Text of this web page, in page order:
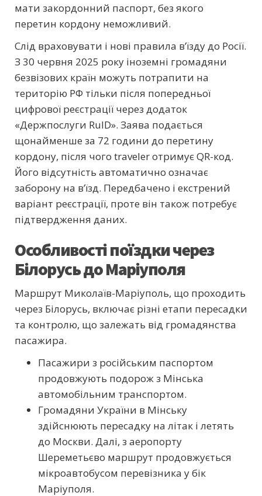
мати закордонний паспорт, без якого
перетин кордону неможливий.
Слід враховувати і нові правила в’їзду до Росії.
З 30 червня 2025 року іноземні громадяни
безвізових країн можуть потрапити на
територію РФ тільки після попередньої
цифрової реєстрації через додаток
«Держпослуги RuID». Заява подається
щонайменше за 72 години до перетину
кордону, після чого traveler отримує QR-код.
Його відсутність автоматично означає
заборону на в’їзд. Передбачено і екстрений
варіант реєстрації, проте він також потребує
підтвердження даних.
Особливості поїздки через
Білорусь до Маріуполя
Маршрут Миколаїв-Маріуполь, що проходить
через Білорусь, включає різні етапи пересадки
та контролю, що залежать від громадянства
пасажира.
Пасажири з російським паспортом
продовжують подорож з Мінська
автомобільним транспортом.
Громадяни України в Мінську
здійснюють пересадку на літак і летять
до Москви. Далі, з аеропорту
Шереметьєво маршрут продовжується
мікроавтобусом перевізника у бік
Маріуполя.